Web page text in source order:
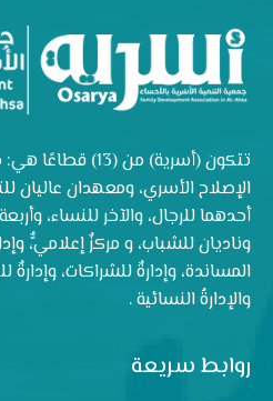
تتكون (أسرية) من
الإصلاح الأسري، ومعهدان عاليان
أحدهما للرجال، والآخر للنساء،
وناديان للشباب، و مركزٌ إعلاميٌّ،
المساندة، وإدارةٌ للشراكات، وإدارةٌ
والإدارةُ النسائية .
روابط سريعة